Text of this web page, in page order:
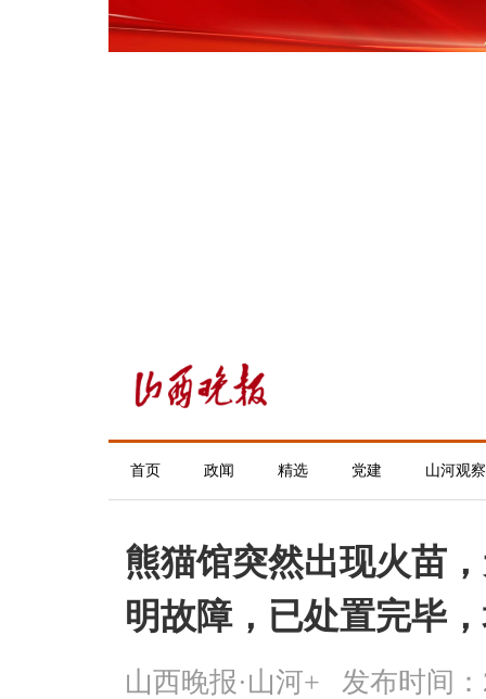
首页 政闻 精选 党建 山河观察
熊猫馆突然出现火苗
明故障，已处置完毕
山西晚报·山河+ 发布时间：